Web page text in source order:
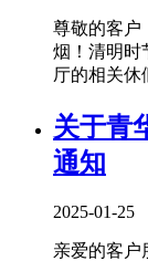
尊敬的客户
烟！清明时
厅的相关休
关于青
通知
2025-01-25
亲爱的客户